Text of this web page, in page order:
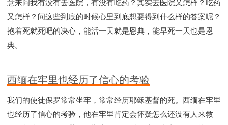
意来问我有没有去医院，有没有吃药？其实去医院又怎样？吃药
又怎样？问这些到底的时候心里到底想要得到什么样的答案呢？
抱着死就死吧的决心，能活一天就是恩典，能早死一天也是恩
典。
西缅在牢里也经历了信心的考验
我们的使徒保罗常常坐牢，常常经历耶稣基督的死。西缅在牢里
也经历了信心的考验，他在牢里肯定会怀疑怎么还没有人来救